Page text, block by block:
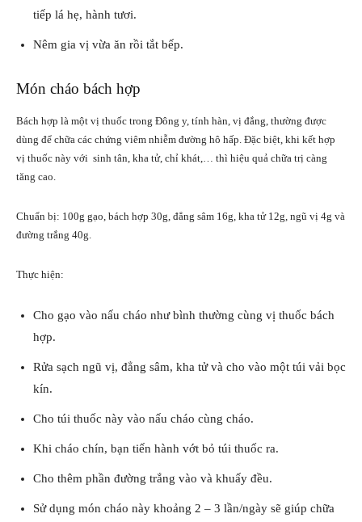
tiếp lá hẹ, hành tươi.
Nêm gia vị vừa ăn rồi tắt bếp.
Món cháo bách hợp
Bách hợp là một vị thuốc trong Đông y, tính hàn, vị đắng, thường được
dùng để chữa các chứng viêm nhiễm đường hô hấp. Đặc biệt, khi kết hợp
vị thuốc này với sinh tân, kha tử, chỉ khát,… thì hiệu quả chữa trị càng
tăng cao.
Chuẩn bị: 100g gạo, bách hợp 30g, đẳng sâm 16g, kha tử 12g, ngũ vị 4g và
đường trắng 40g.
Thực hiện:
Cho gạo vào nấu cháo như bình thường cùng vị thuốc bách
hợp.
Rửa sạch ngũ vị, đẳng sâm, kha tử và cho vào một túi vải bọc
kín.
Cho túi thuốc này vào nấu cháo cùng cháo.
Khi cháo chín, bạn tiến hành vớt bỏ túi thuốc ra.
Cho thêm phần đường trắng vào và khuấy đều.
Sử dụng món cháo này khoảng 2 – 3 lần/ngày sẽ giúp chữa